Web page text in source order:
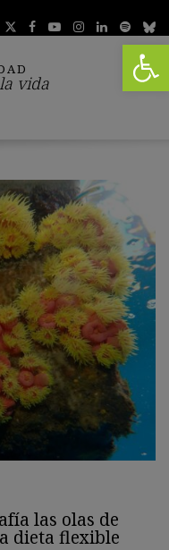
Abrir
vida
las olas de
dieta flexible